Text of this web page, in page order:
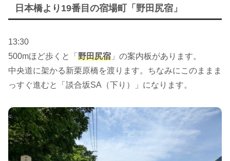
日本橋より19番目の宿場町「野田尻宿」
13:30
500mほど歩くと「 野田尻宿 」の案内板があります。
中央道に架かる新栗原橋を渡ります。ちなみにこのままま
っすぐ進むと「談合坂SA（下り）」になります。